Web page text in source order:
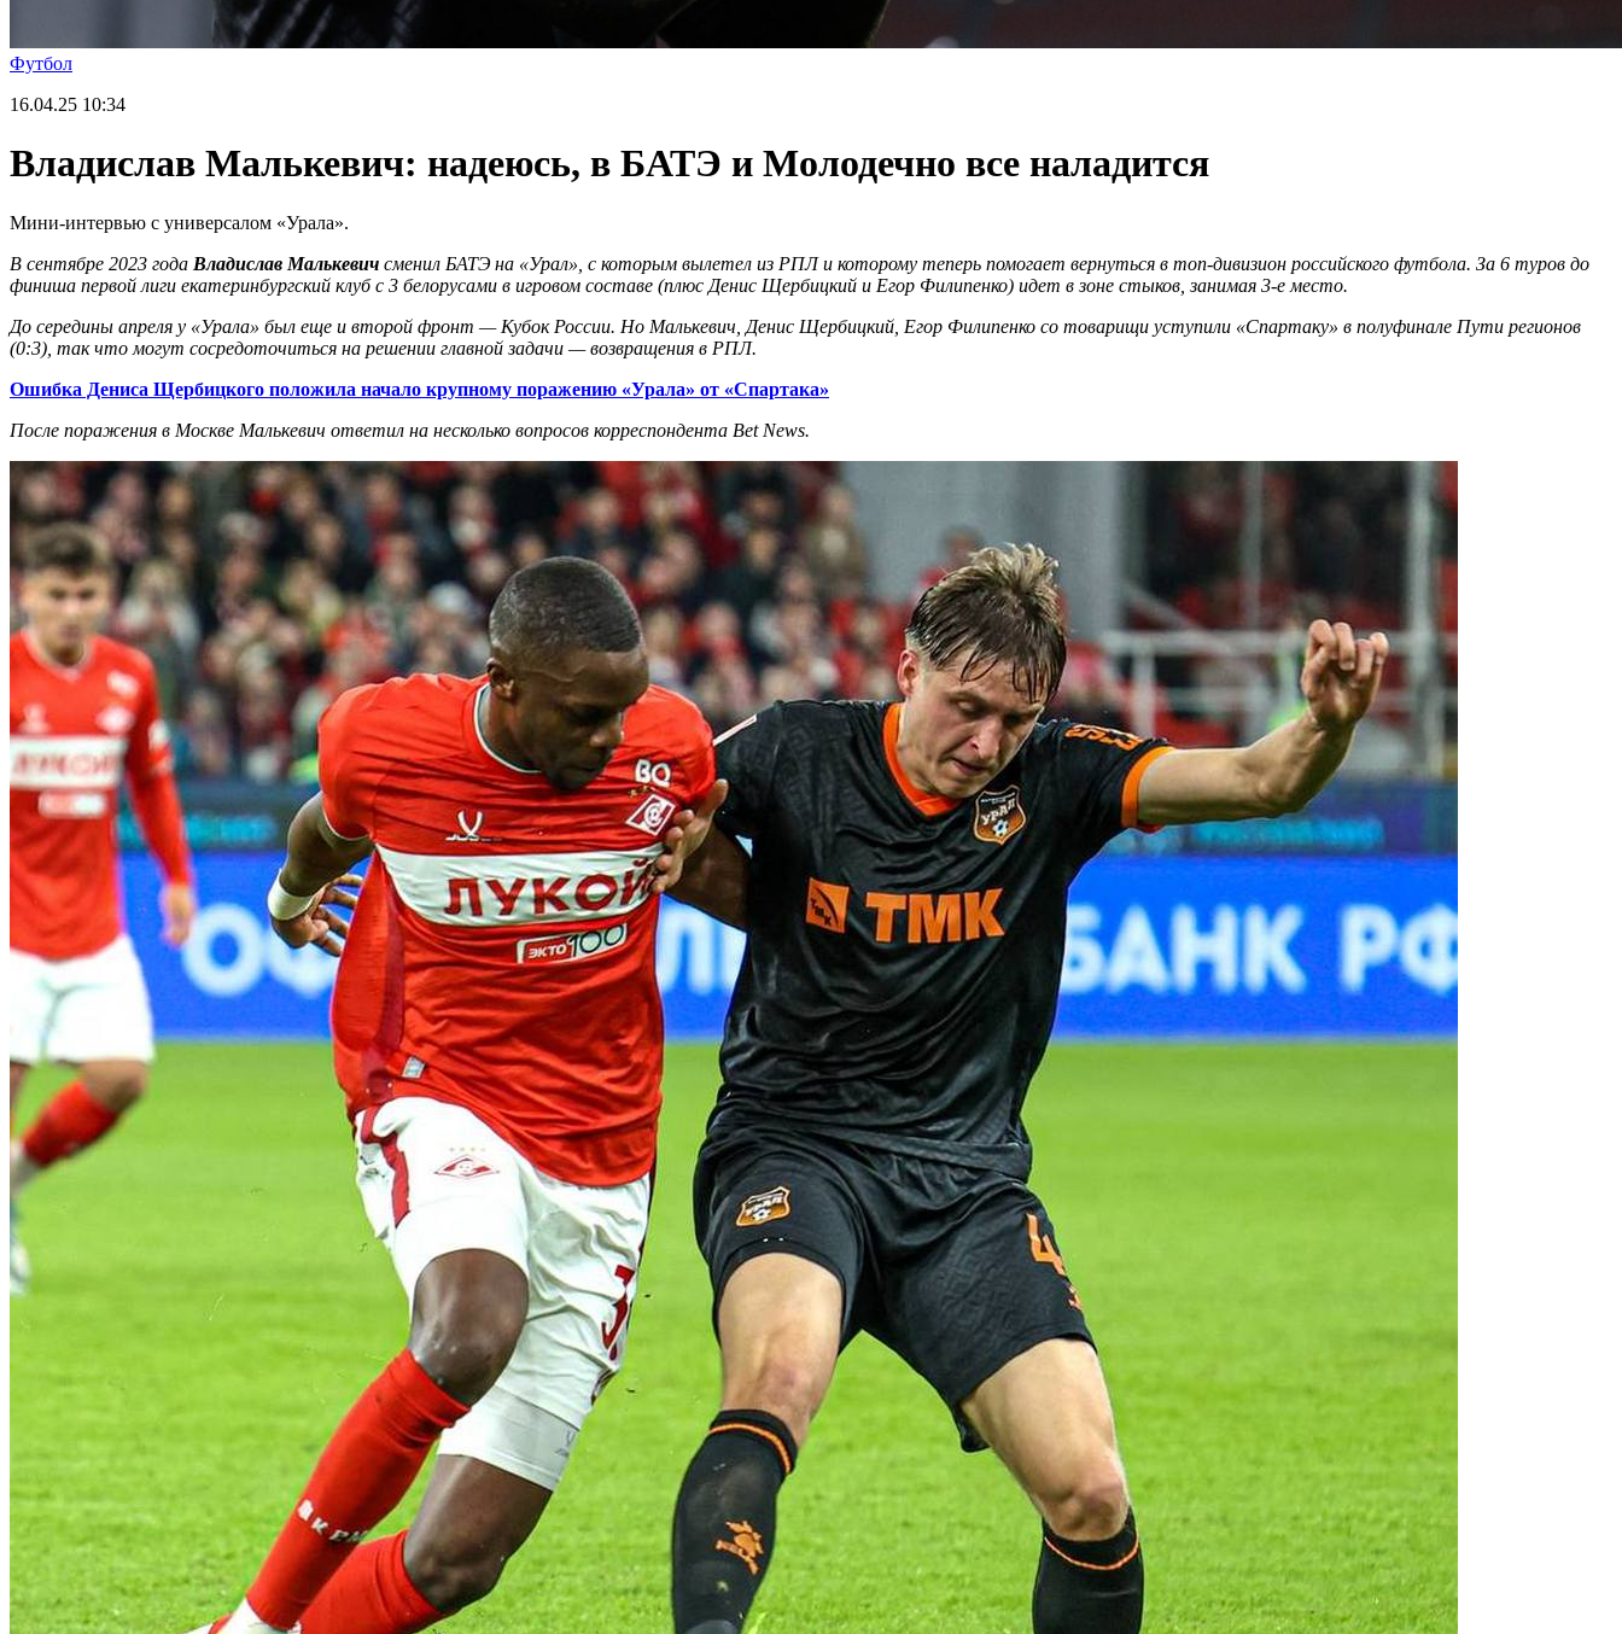
Футбол
16.04.25 10:34
Владислав Малькевич: надеюсь, в БАТЭ и Молодечно все наладится
Мини-интервью с универсалом «Урала».
В сентябре 2023 года Владислав Малькевич сменил БАТЭ на «Урал», с которым вылетел из РПЛ и которому теперь помогает вернуться в топ-дивизион российского футбола. За 6 туров до
финиша первой лиги екатеринбургский клуб с 3 белорусами в игровом составе (плюс Денис Щербицкий и Егор Филипенко) идет в зоне стыков, занимая 3-е место.
До середины апреля у «Урала» был еще и второй фронт — Кубок России. Но Малькевич, Денис Щербицкий, Егор Филипенко со товарищи уступили «Спартаку» в полуфинале Пути регионов
(0:3), так что могут сосредоточиться на решении главной задачи — возвращения в РПЛ.
Ошибка Дениса Щербицкого положила начало крупному поражению «Урала» от «Спартака»
После поражения в Москве Малькевич ответил на несколько вопросов корреспондента Bet News.